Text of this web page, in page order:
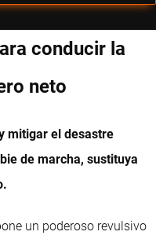
conducir la
neto
mitigar el desastre
de marcha, sustituya
un poderoso revulsivo